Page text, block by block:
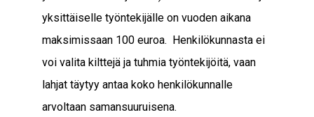
yksittäiselle työntekijälle on vuoden aikana
maksimissaan 100 euroa. Henkilökunnasta ei
voi valita kilttejä ja tuhmia työntekijöitä, vaan
lahjat täytyy antaa koko henkilökunnalle
arvoltaan samansuuruisena.